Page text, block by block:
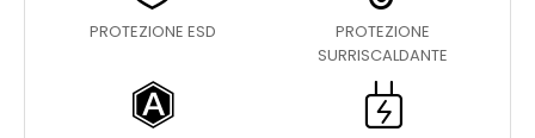
PROTEZIONE ESD
PROTEZIONE
SURRISCALDANTE